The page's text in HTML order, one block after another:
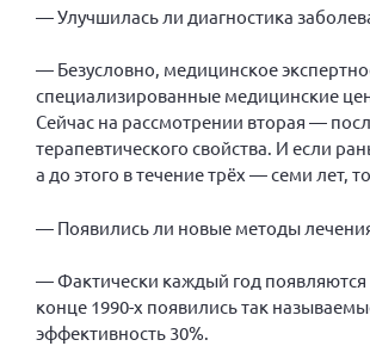
— Улучшилась ли диагностика
— Безусловно, медицинское
специализированные медицинские
Сейчас на рассмотрении вторая —
терапевтического свойства. И если
а до этого в течение трёх — семи лет,
— Появились ли новые методы
— Фактически каждый год появляются
конце 1990-х появились так
эффективность 30%.